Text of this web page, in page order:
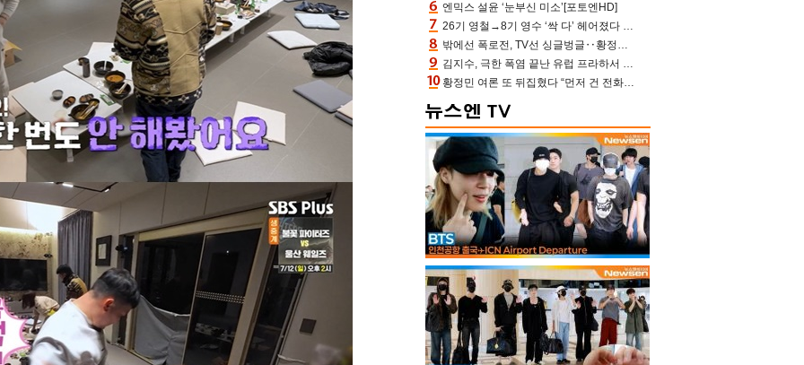
엔믹스 설윤 ‘눈부신 미소’[포토엔HD]
26기 영철→8기 영수 ‘싹 다’ 헤어졌다 ‘나솔사계’ 충격의 현커 0쌍 (촌장TV)
밖에선 폭로전, TV선 싱글벙글‥황정민 ‘틈만 나면’ 출연, 피로감은 시청자 몫
김지수, 극한 폭염 끝난 유럽 프라하서 쾌적한 여름나기 “선풍기만으로 지내”
황정민 여론 또 뒤집혔다 “먼저 건 전화 62통, 그만 연락해” vs 女팬 “녹취 다 올려” 진흙탕 싸움